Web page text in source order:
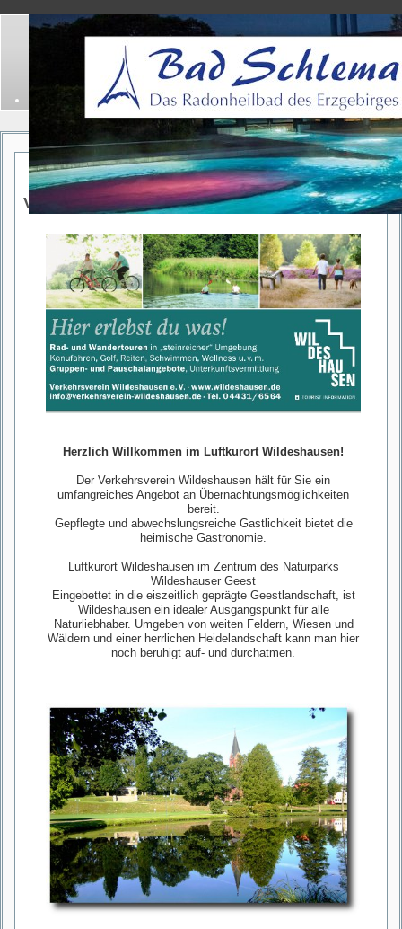
Aktuelle Seite:Startseite Urlaubsziele
Naturpark Wildeshauser Geest
Verkehrsverein Wildeshausen
Suchen
Verkehrsverein Wildeshausen
Herzlich Willkommen im Luftkurort Wildeshausen!
Der Verkehrsverein Wildeshausen hält für Sie ein
umfangreiches Angebot an Übernachtungsmöglichkeiten
bereit.
Gepflegte und abwechslungsreiche Gastlichkeit bietet die
heimische Gastronomie.
Luftkurort Wildeshausen im Zentrum des Naturparks
Wildeshauser Geest
Eingebettet in die eiszeitlich geprägte Geestlandschaft, ist
Wildeshausen ein idealer Ausgangspunkt für alle
Naturliebhaber. Umgeben von weiten Feldern, Wiesen und
Wäldern und einer herrlichen Heidelandschaft kann man hier
noch beruhigt auf- und durchatmen.